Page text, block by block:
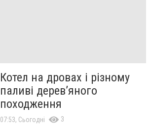
Котел на дровах і різному
паливі дерев’яного
походження
07:53, Сьогодні 3